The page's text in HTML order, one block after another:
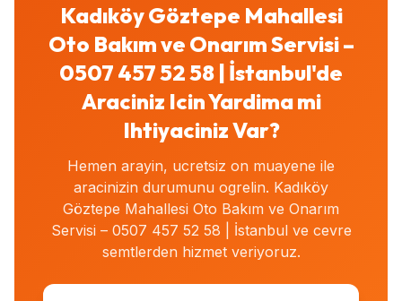
Kadıköy Göztepe Mahallesi
Oto Bakım ve Onarım Servisi –
0507 457 52 58 | İstanbul'de
Araciniz Icin Yardima mi
Ihtiyaciniz Var?
Hemen arayin, ucretsiz on muayene ile
aracinizin durumunu ogrelin. Kadıköy
Göztepe Mahallesi Oto Bakım ve Onarım
Servisi – 0507 457 52 58 | İstanbul ve cevre
semtlerden hizmet veriyoruz.